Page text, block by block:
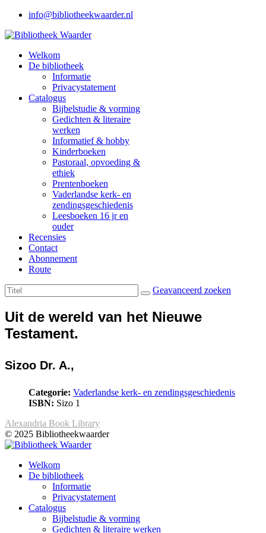
info@bibliotheekwaarder.nl
Welkom
De bibliotheek
Informatie
Privacystatement
Catalogus
Bijbelstudie & vorming
Gedichten & literaire
werken
Informatief & hobby
Kinderboeken
Pastoraal, opvoeding &
ethiek
Prentenboeken
Vaderlandse kerk- en
zendingsgeschiedenis
Leesboeken 16 jr en
ouder
Recensies
Contact
Abonnement
Route
Geavanceerd zoeken
Uit de wereld van het Nieuwe
Testament.
Sizoo Dr. A.,
Categorie: Vaderlandse kerk- en zendingsgeschiedenis
ISBN: Sizo 1
Alexandria Book Library
© 2025 Bibliotheekwaarder
Welkom
De bibliotheek
Informatie
Privacystatement
Catalogus
Bijbelstudie & vorming
Gedichten & literaire werken